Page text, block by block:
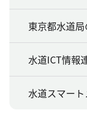
東京都水道
水道ICT情報
水道スマー